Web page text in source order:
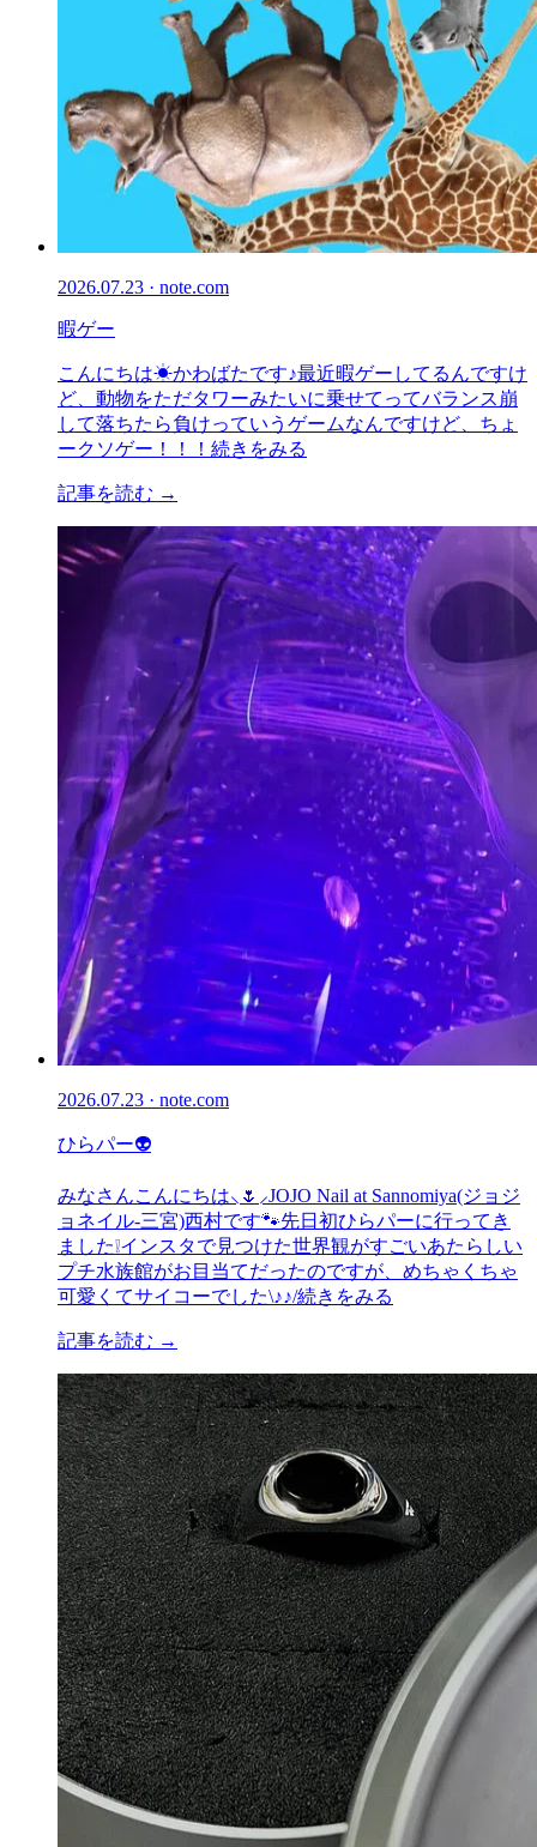
2026.07.23 · note.com
暇ゲー
こんにちは☀かわばたです♪最近暇ゲーしてるんですけ
ど、動物をただタワーみたいに乗せてってバランス崩
して落ちたら負けっていうゲームなんですけど、ちょ
ークソゲー！！！続きをみる
記事を読む →
2026.07.23 · note.com
ひらパー👽
みなさんこんにちは⸜🌷︎⸝‍JOJO Nail at Sannomiya(ジョジ
ョネイル-三宮)西村です🐾先日初ひらパーに行ってき
ました❕インスタで見つけた世界観がすごいあたらしい
プチ水族館がお目当てだったのですが、めちゃくちゃ
可愛くてサイコーでした\♪♪/続きをみる
記事を読む →